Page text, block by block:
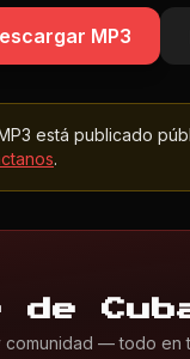
MP3
está publicado
.
comunidad — todo en